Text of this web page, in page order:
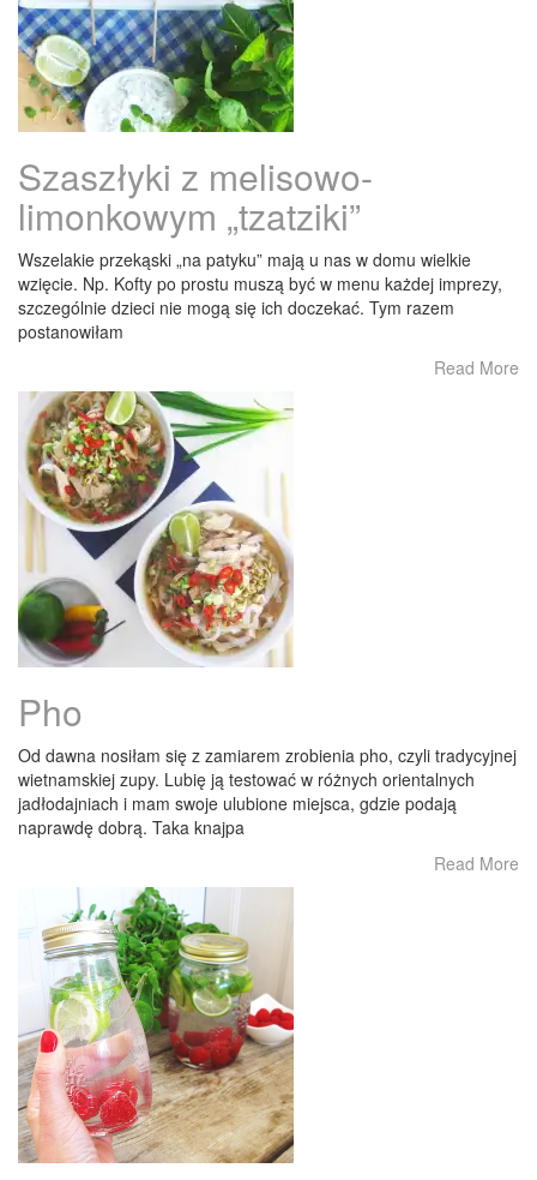
Szaszłyki z melisowo-
limonkowym „tzatziki”
Wszelakie przekąski „na patyku” mają u nas w domu wielkie
wzięcie. Np. Kofty po prostu muszą być w menu każdej imprezy,
szczególnie dzieci nie mogą się ich doczekać. Tym razem
postanowiłam
Read More
Pho
Od dawna nosiłam się z zamiarem zrobienia pho, czyli tradycyjnej
wietnamskiej zupy. Lubię ją testować w różnych orientalnych
jadłodajniach i mam swoje ulubione miejsca, gdzie podają
naprawdę dobrą. Taka knajpa
Read More